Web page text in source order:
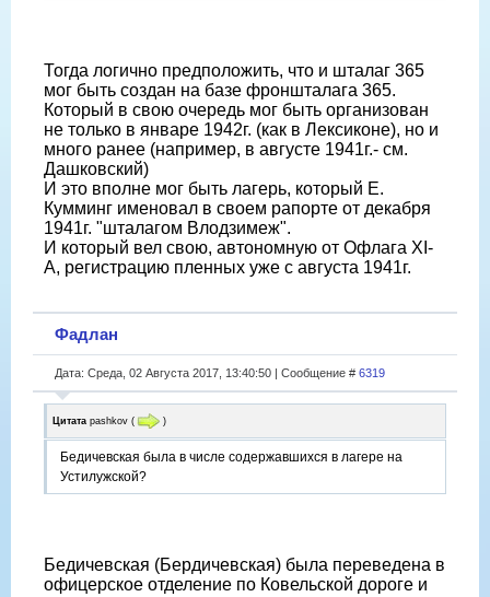
Тогда логично предположить, что и шталаг 365
мог быть создан на базе фроншталага 365.
Который в свою очередь мог быть организован
не только в январе 1942г. (как в Лексиконе), но и
много ранее (например, в августе 1941г.- см.
Дашковский)
И это вполне мог быть лагерь, который Е.
Кумминг именовал в своем рапорте от декабря
1941г. "шталагом Влодзимеж".
И который вел свою, автономную от Офлага XI-
A, регистрацию пленных уже с августа 1941г.
Фадлан
Дата: Среда, 02 Августа 2017, 13:40:50 | Сообщение # 6319
Цитата pashkov ( )
Бедичевская была в числе содержавшихся в лагере на
Устилужской?
Бедичевская (Бердичевская) была переведена в
офицерское отделение по Ковельской дороге и